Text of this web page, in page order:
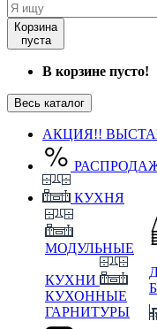
Корзина
пуста
В корзине пусто!
Весь каталог
АКЦИЯ!!
КУХНЯ
МОДУЛЬНЫЕ
КУХНИ
КУХОННЫЕ
ГАРНИТУРЫ